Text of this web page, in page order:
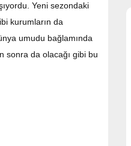
Yeni sezondaki
kurumların da
umudu bağlamında
sonra da olacağı gibi bu